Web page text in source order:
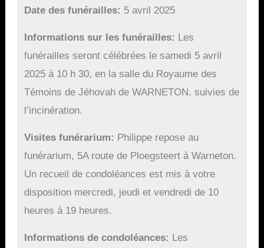
Date des funérailles 5 avril 2025
Informations sur les funérailles
Les
funérailles seront célébrées le samedi 5 avril
2025 à 10 h 30, en la salle du Royaume des
Témoins de Jéhovah de WARNETON, suivies de
l’incinération.
Visites funérarium
Philippe repose au
funérarium, 5A route de Ploegsteert à Warneton.
Un recueil de condoléances est mis à votre
disposition mercredi, jeudi et vendredi de 10
heures à 19 heures.
Informations de condoléances
Les